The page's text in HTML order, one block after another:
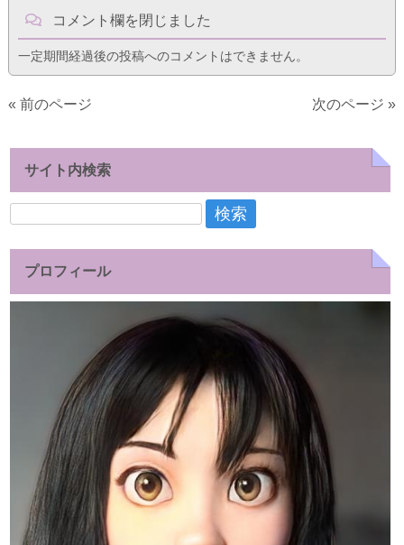
コメント欄を閉じました
一定期間経過後の投稿へのコメントはできません。
« 前のページ 次のページ »
サイト内検索
検
プロフィール